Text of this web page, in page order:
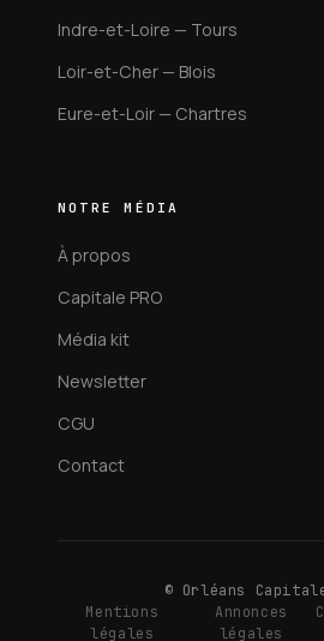
Indre-et-Loire — Tours
Loir-et-Cher — Blois
Eure-et-Loir — Chartres
NOTRE MÉDIA
À propos
Capitale PRO
Média kit
Newsletter
CGU
Contact
© Orléans
Mentions
légales
Annonces
légales